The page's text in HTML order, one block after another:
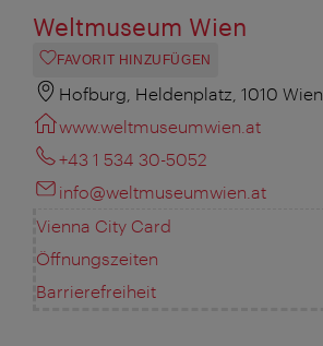
Weltmuseum Wien
FAVORIT HINZUFÜGEN
Hofburg, Heldenplatz, 1010 Wien
www.weltmuseumwien.at
+43 1 534 30-5052
info@weltmuseumwien.at
Vienna City Card
Öffnungszeiten
Barrierefreiheit